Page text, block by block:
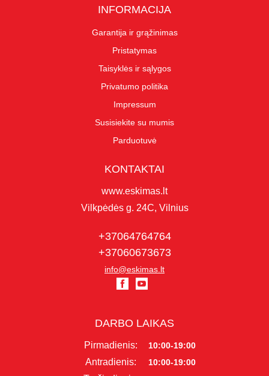
INFORMACIJA
Garantija ir grąžinimas
Pristatymas
Taisyklės ir sąlygos
Privatumo politika
Impressum
Susisiekite su mumis
Parduotuvė
KONTAKTAI
www.eskimas.lt
Vilkpėdės g. 24C, Vilnius
+37064764764
+37060673673
info@eskimas.lt
DARBO LAIKAS
Pirmadienis: 10:00-19:00
Antradienis: 10:00-19:00